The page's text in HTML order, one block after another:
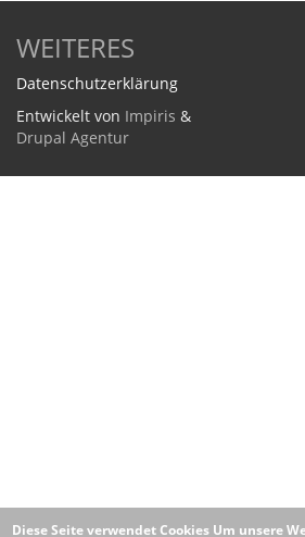
WEITERES
Datenschutzerklärung
Entwickelt von Impiris &
Drupal Agentur
OK